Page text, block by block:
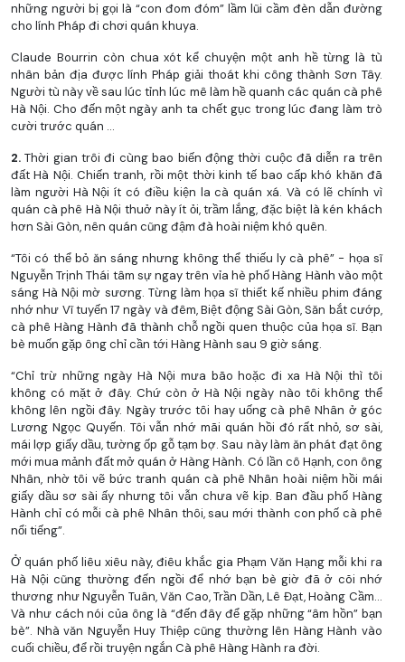
những người bị gọi là “con đom đóm” lầm lũi cầm đèn dẫn đường
cho lính Pháp đi chơi quán khuya.
Claude Bourrin còn chua xót kể chuyện một anh hề từng là tù
nhân bản địa được lính Pháp giải thoát khi công thành Sơn Tây.
Người tù này về sau lúc tỉnh lúc mê làm hề quanh các quán cà phê
Hà Nội. Cho đến một ngày anh ta chết gục trong lúc đang làm trò
cười trước quán ...
2. Thời gian trôi đi cùng bao biến động thời cuộc đã diễn ra trên
đất Hà Nội. Chiến tranh, rồi một thời kinh tế bao cấp khó khăn đã
làm người Hà Nội ít có điều kiện la cà quán xá. Và có lẽ chính vì
quán cà phê Hà Nội thuở này ít ỏi, trầm lắng, đặc biệt là kén khách
hơn Sài Gòn, nên quán cũng đậm đà hoài niệm khó quên.
“Tôi có thể bỏ ăn sáng nhưng không thể thiếu ly cà phê” - họa sĩ
Nguyễn Trịnh Thái tâm sự ngay trên vỉa hè phố Hàng Hành vào một
sáng Hà Nội mờ sương. Từng làm họa sĩ thiết kế nhiều phim đáng
nhớ như Vĩ tuyến 17 ngày và đêm, Biệt động Sài Gòn, Săn bắt cướp,
cà phê Hàng Hành đã thành chỗ ngồi quen thuộc của họa sĩ. Bạn
bè muốn gặp ông chỉ cần tới Hàng Hành sau 9 giờ sáng.
“Chỉ trừ những ngày Hà Nội mưa bão hoặc đi xa Hà Nội thì tôi
không có mặt ở đây. Chứ còn ở Hà Nội ngày nào tôi không thể
không lên ngồi đây. Ngày trước tôi hay uống cà phê Nhân ở góc
Lương Ngọc Quyến. Tôi vẫn nhớ mãi quán hồi đó rất nhỏ, sơ sài,
mái lợp giấy dầu, tường ốp gỗ tạm bợ. Sau này làm ăn phát đạt ông
mới mua mảnh đất mở quán ở Hàng Hành. Có lần cô Hạnh, con ông
Nhân, nhờ tôi vẽ bức tranh quán cà phê Nhân hoài niệm hồi mái
giấy dầu sơ sài ấy nhưng tôi vẫn chưa vẽ kịp. Ban đầu phố Hàng
Hành chỉ có mỗi cà phê Nhân thôi, sau mới thành con phố cà phê
nổi tiếng”.
Ở quán phố liêu xiêu này, điêu khắc gia Phạm Văn Hạng mỗi khi ra
Hà Nội cũng thường đến ngồi để nhớ bạn bè giờ đã ở cõi nhớ
thương như Nguyễn Tuân, Văn Cao, Trần Dần, Lê Đạt, Hoàng Cầm...
Và như cách nói của ông là “đến đây để gặp những “âm hồn” bạn
bè”. Nhà văn Nguyễn Huy Thiệp cũng thường lên Hàng Hành vào
cuối chiều, để rồi truyện ngắn Cà phê Hàng Hành ra đời.